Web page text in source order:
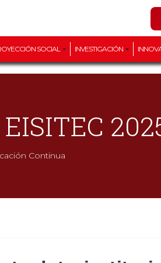
SOCIAL INVESTIGACIÓN
Continua